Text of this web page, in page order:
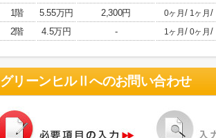
1階
5.55万円 2,300円 0ヶ月 / 1ヶ月 /
2階
4.5万円 - 1ヶ月 / 0ヶ月 /
グリーンヒルⅡへのお問い合わせ